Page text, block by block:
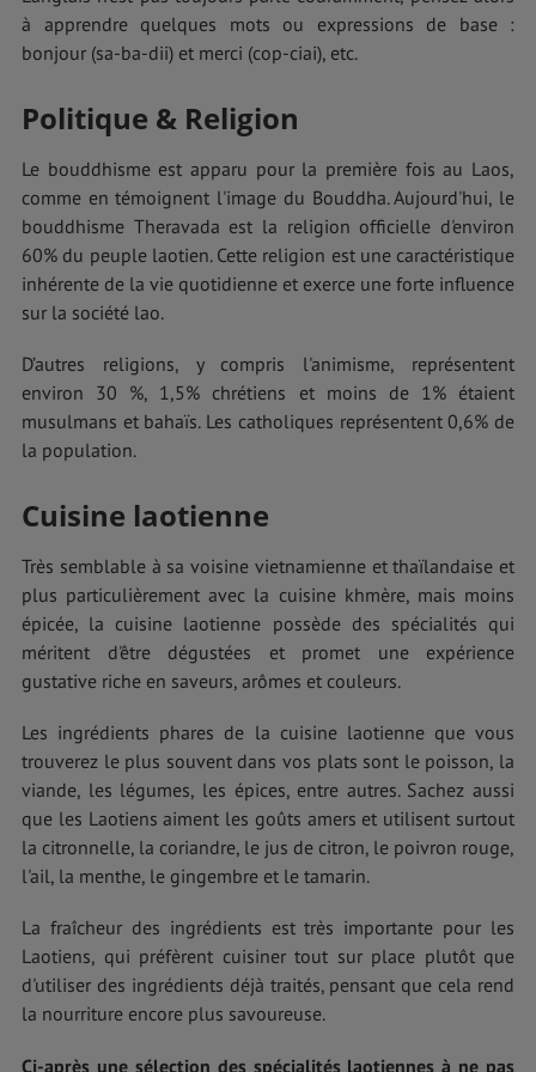
à apprendre quelques mots ou expressions de base :
bonjour (sa-ba-dii) et merci (cop-ciai), etc.
Politique & Religion
Le bouddhisme est apparu pour la première fois au Laos,
comme en témoignent l'image du Bouddha. Aujourd'hui, le
bouddhisme Theravada est la religion officielle d'environ
60% du peuple laotien. Cette religion est une caractéristique
inhérente de la vie quotidienne et exerce une forte influence
sur la société lao.
D’autres religions, y compris l'animisme, représentent
environ 30 %, 1,5% chrétiens et moins de 1% étaient
musulmans et bahaïs. Les catholiques représentent 0,6% de
la population.
Cuisine laotienne
Très semblable à sa voisine vietnamienne et thaïlandaise et
plus particulièrement avec la cuisine khmère, mais moins
épicée, la cuisine laotienne possède des spécialités qui
méritent d'être dégustées et promet une expérience
gustative riche en saveurs, arômes et couleurs.
Les ingrédients phares de la cuisine laotienne que vous
trouverez le plus souvent dans vos plats sont le poisson, la
viande, les légumes, les épices, entre autres. Sachez aussi
que les Laotiens aiment les goûts amers et utilisent surtout
la citronnelle, la coriandre, le jus de citron, le poivron rouge,
l'ail, la menthe, le gingembre et le tamarin.
La fraîcheur des ingrédients est très importante pour les
Laotiens, qui préfèrent cuisiner tout sur place plutôt que
d'utiliser des ingrédients déjà traités, pensant que cela rend
la nourriture encore plus savoureuse.
Ci-après une sélection des spécialités laotiennes à ne pas